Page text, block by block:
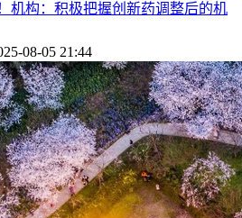
机构：积极把握创新药调整后的机
08-05 21:44